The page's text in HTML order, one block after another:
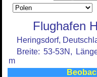
Flughafen
Heringsdorf,
Breite: 53-53N,
m